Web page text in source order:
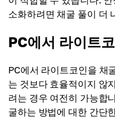
소화하려면 채굴 풀이 더
PC에서 라이트
PC에서 라이트코인을 채
는 것보다 효율적이지 않
려는 경우 여전히 가능합
굴하는 방법에 대한 간단